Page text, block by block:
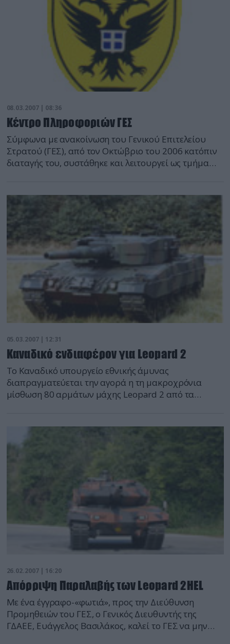
08.03.2007 | 08:36
Κέντρο Πληροφοριών ΓΕΣ
Σύμφωνα με ανακοίνωση του Γενικού Επιτελείου
Στρατού (ΓΕΣ), από τον Οκτώβριο του 2006 κατόπιν
διαταγής του, συστάθηκε και λειτουργεί ως τμήμα
05.03.2007 | 12:31
Καναδικό ενδιαφέρον για Leopard 2
Το Καναδικό υπουργείο εθνικής άμυνας
διαπραγματεύεται την αγορά η τη μακροχρόνια
μίσθωση 80 αρμάτων μάχης Leopard 2 από τα
Αφγανιστάν.
26.02.2007 | 16:20
Απόρριψη Παραλαβής των Leopard 2HEL
Mε ένα έγγραφο-«φωτιά», προς την Διεύθυνση
Προμηθειών του ΓΕΣ, ο Γενικός Διευθυντής της
ΓΔΑΕΕ, Ευάγγελος Βασιλάκος, καλεί το ΓΕΣ να μην